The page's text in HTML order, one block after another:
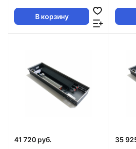
В корзину
41 720 руб. 35